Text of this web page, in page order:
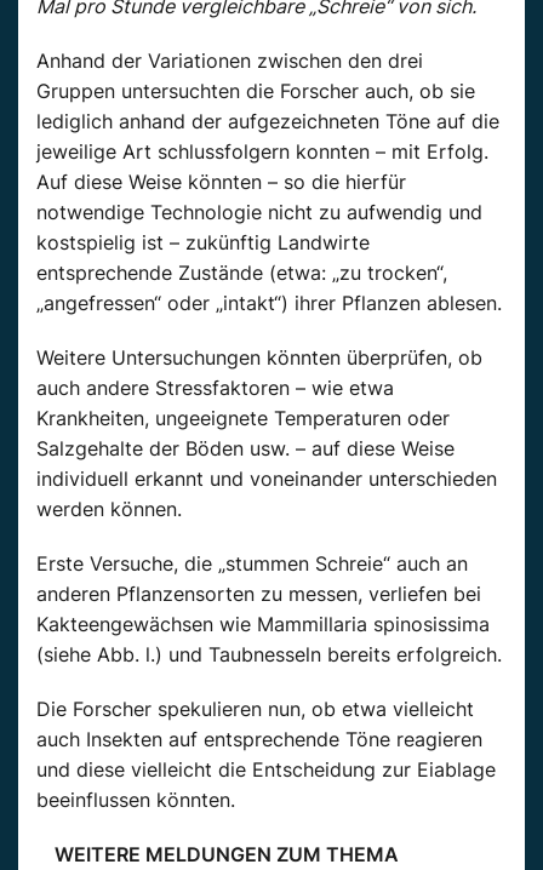
Mal pro Stunde vergleichbare „Schreie“ von sich.
Anhand der Variationen zwischen den drei
Gruppen untersuchten die Forscher auch, ob sie
lediglich anhand der aufgezeichneten Töne auf die
jeweilige Art schlussfolgern konnten – mit Erfolg.
Auf diese Weise könnten – so die hierfür
notwendige Technologie nicht zu aufwendig und
kostspielig ist – zukünftig Landwirte
entsprechende Zustände (etwa: „zu trocken“,
„angefressen“ oder „intakt“) ihrer Pflanzen ablesen.
Weitere Untersuchungen könnten überprüfen, ob
auch andere Stressfaktoren – wie etwa
Krankheiten, ungeeignete Temperaturen oder
Salzgehalte der Böden usw. – auf diese Weise
individuell erkannt und voneinander unterschieden
werden können.
Erste Versuche, die „stummen Schreie“ auch an
anderen Pflanzensorten zu messen, verliefen bei
Kakteengewächsen wie Mammillaria spinosissima
(siehe Abb. l.) und Taubnesseln bereits erfolgreich.
Die Forscher spekulieren nun, ob etwa vielleicht
auch Insekten auf entsprechende Töne reagieren
und diese vielleicht die Entscheidung zur Eiablage
beeinflussen könnten.
WEITERE MELDUNGEN ZUM THEMA